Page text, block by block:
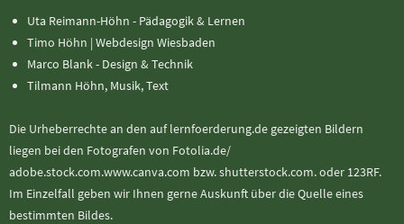
Uta Reimann-Höhn - Pädagogik & Lernen
Timo Höhn | Webdesign Wiesbaden
Marco Blank - Design & Technik
Tilmann Höhn, Musik, Text
Die Urheberrechte an den auf lernfoerderung.de gezeigten Bildern
liegen bei den Fotografen von Fotolia.de/
adobe.stock.com.www.canva.com bzw. shutterstock.com. oder 123RF.
Im Einzelfall geben wir Ihnen gerne Auskunft über die Quelle eines
bestimmten Bildes.